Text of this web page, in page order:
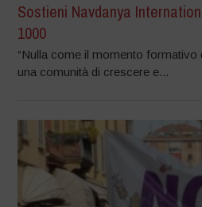
Sostieni Navdanya
1000
“Nulla come il momento formativo
una comunità di crescere e...